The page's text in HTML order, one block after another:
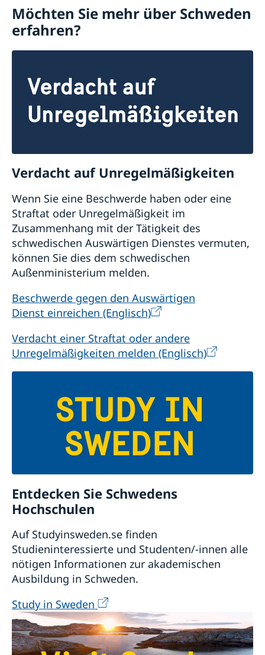
Möchten Sie mehr über Schweden
erfahren?
Verdacht auf Unregelmäßigkeiten
Wenn Sie eine Beschwerde haben oder eine
Straftat oder Unregelmäßigkeit im
Zusammenhang mit der Tätigkeit des
schwedischen Auswärtigen Dienstes vermuten,
können Sie dies dem schwedischen
Außenministerium melden.
Beschwerde gegen den Auswärtigen
Dienst einreichen (Englisch)
Verdacht einer Straftat oder andere
Unregelmäßigkeiten melden (Englisch)
Entdecken Sie Schwedens
Hochschulen
Auf Studyinsweden.se finden
Studieninteressierte und Studenten/-innen alle
nötigen Informationen zur akademischen
Ausbildung in Schweden.
Study in Sweden